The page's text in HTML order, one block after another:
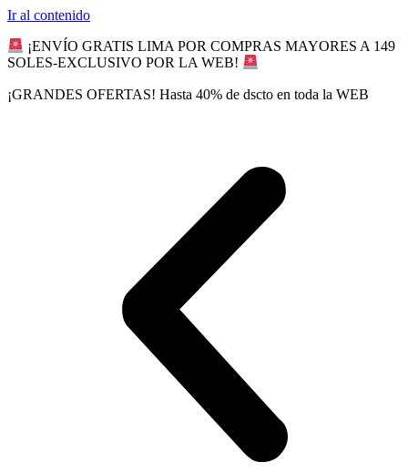
Ir al contenido
¡ENVÍO GRATIS LIMA POR COMPRAS MAYORES A 149
SOLES-EXCLUSIVO POR LA WEB!
¡GRANDES OFERTAS! Hasta 40% de dscto en toda la WEB